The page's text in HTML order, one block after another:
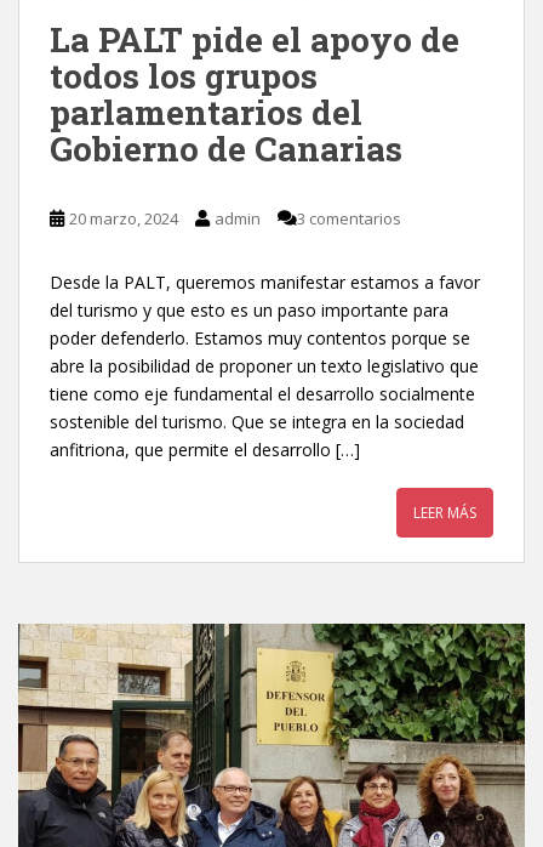
La PALT pide el apoyo de
todos los grupos
parlamentarios del
Gobierno de Canarias
20 marzo, 2024 admin 3 comentarios
Desde la PALT, queremos manifestar estamos a favor
del turismo y que esto es un paso importante para
poder defenderlo. Estamos muy contentos porque se
abre la posibilidad de proponer un texto legislativo que
tiene como eje fundamental el desarrollo socialmente
sostenible del turismo. Que se integra en la sociedad
anfitriona, que permite el desarrollo […]
LEER MÁS